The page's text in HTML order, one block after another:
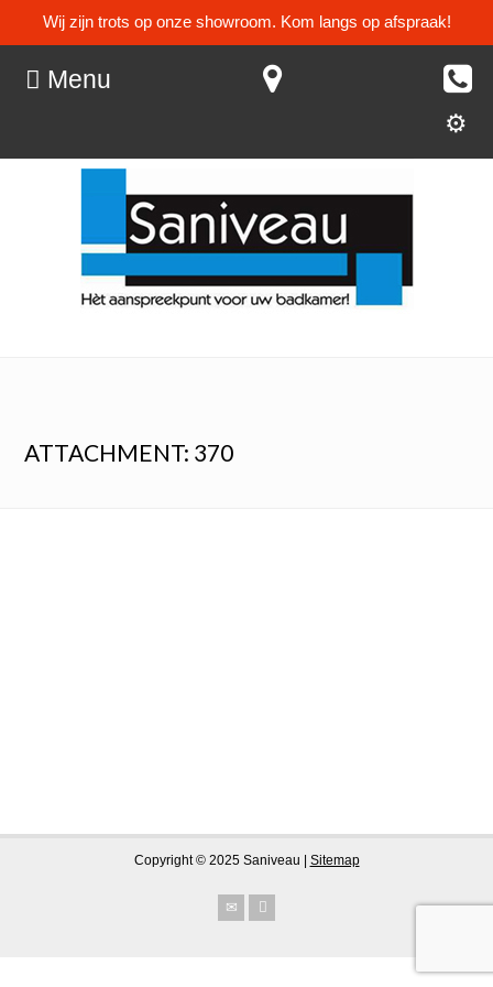
Wij zijn trots op onze showroom. Kom langs op afspraak!
Menu
ATTACHMENT: 370
Copyright © 2025 Saniveau | Sitemap